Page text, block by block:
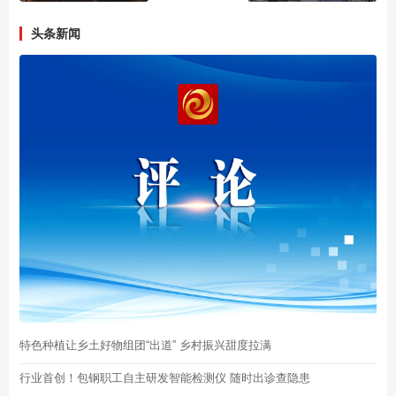
头条新闻
特色种植让乡土好物组团“出道” 乡村振兴甜度拉满
行业首创！包钢职工自主研发智能检测仪 随时出诊查隐患